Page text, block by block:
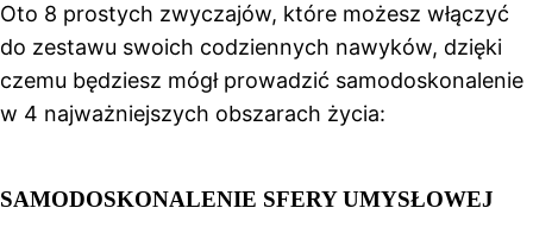
Oto 8 prostych zwyczajów, które możesz włączyć
do zestawu swoich codziennych nawyków, dzięki
czemu będziesz mógł prowadzić samodoskonalenie
w 4 najważniejszych obszarach życia:
SAMODOSKONALENIE SFERY UMYSŁOWEJ